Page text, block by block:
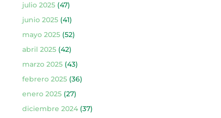
julio 2025(47)
junio 2025(41)
mayo 2025(52)
abril 2025(42)
marzo 2025(43)
febrero 2025(36)
enero 2025(27)
diciembre 2024(37)